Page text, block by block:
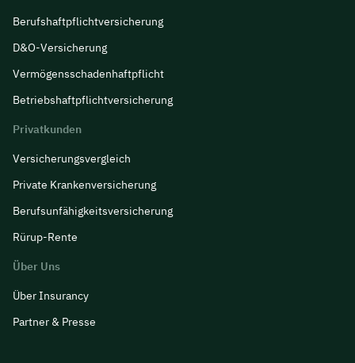
Berufs­haftpflicht­versicherung
D&O-Versicherung
Vermögensschadenhaftpflicht
Betriebshaftpflichtversicherung
Privatkunden
Versicherungsvergleich
Private Krankenversicherung
Berufsunfähigkeitsversicherung
Rürup-Rente
Über Uns
Über Insurancy
Partner & Presse